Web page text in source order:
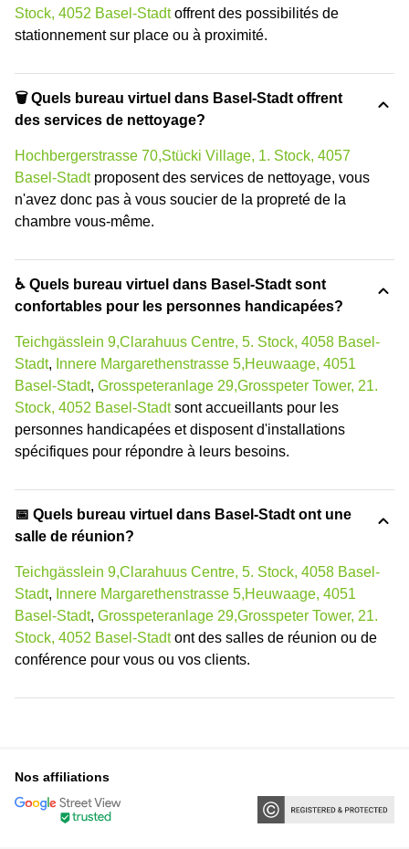
Stock, 4052 Basel-Stadtoffrent des possibilités de
stationnement sur place ou à proximité.
🗑 Quels bureau virtuel dans Basel-Stadt offrent
des services de nettoyage?
Hochbergerstrasse 70,Stücki Village, 1. Stock, 4057
Basel-Stadtproposent des services de nettoyage, vous
n'avez donc pas à vous soucier de la propreté de la
chambre vous-même.
♿ Quels bureau virtuel dans Basel-Stadt sont
confortables pour les personnes handicapées?
Teichgässlein 9,Clarahuus Centre, 5. Stock, 4058 Basel-
Stadt, Innere Margarethenstrasse 5,Heuwaage, 4051
Basel-Stadt, Grosspeteranlage 29,Grosspeter Tower, 21.
Stock, 4052 Basel-Stadtsont accueillants pour les
personnes handicapées et disposent d'installations
spécifiques pour répondre à leurs besoins.
📅 Quels bureau virtuel dans Basel-Stadt ont une
salle de réunion?
Teichgässlein 9,Clarahuus Centre, 5. Stock, 4058 Basel-
Stadt, Innere Margarethenstrasse 5,Heuwaage, 4051
Basel-Stadt, Grosspeteranlage 29,Grosspeter Tower, 21.
Stock, 4052 Basel-Stadtont des salles de réunion ou de
conférence pour vous ou vos clients.
Nos affiliations